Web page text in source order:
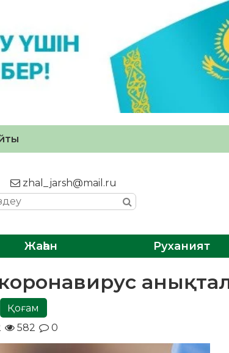
zhal_jarsh@mail.ru
Жаһан Руханият
Қоғам
582 0